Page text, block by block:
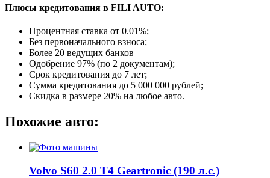
Плюсы кредитования в FILI AUTO:
Процентная ставка от 0.01%;
Без первоначального взноса;
Более 20 ведущих банков
Одобрение 97% (по 2 документам);
Срок кредитования до 7 лет;
Сумма кредитования до 5 000 000 рублей;
Скидка в размере 20% на любое авто.
Похожие авто:
Volvo S60 2.0 T4 Geartronic (190 л.с.)